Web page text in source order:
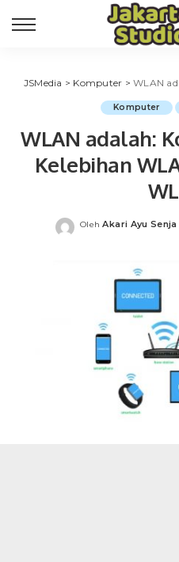
JSMedia > Komputer >WLAN adalah:
Komputer
WLAN adalah:
Kelebihan
Posted
Oleh Akari Ayu Senja